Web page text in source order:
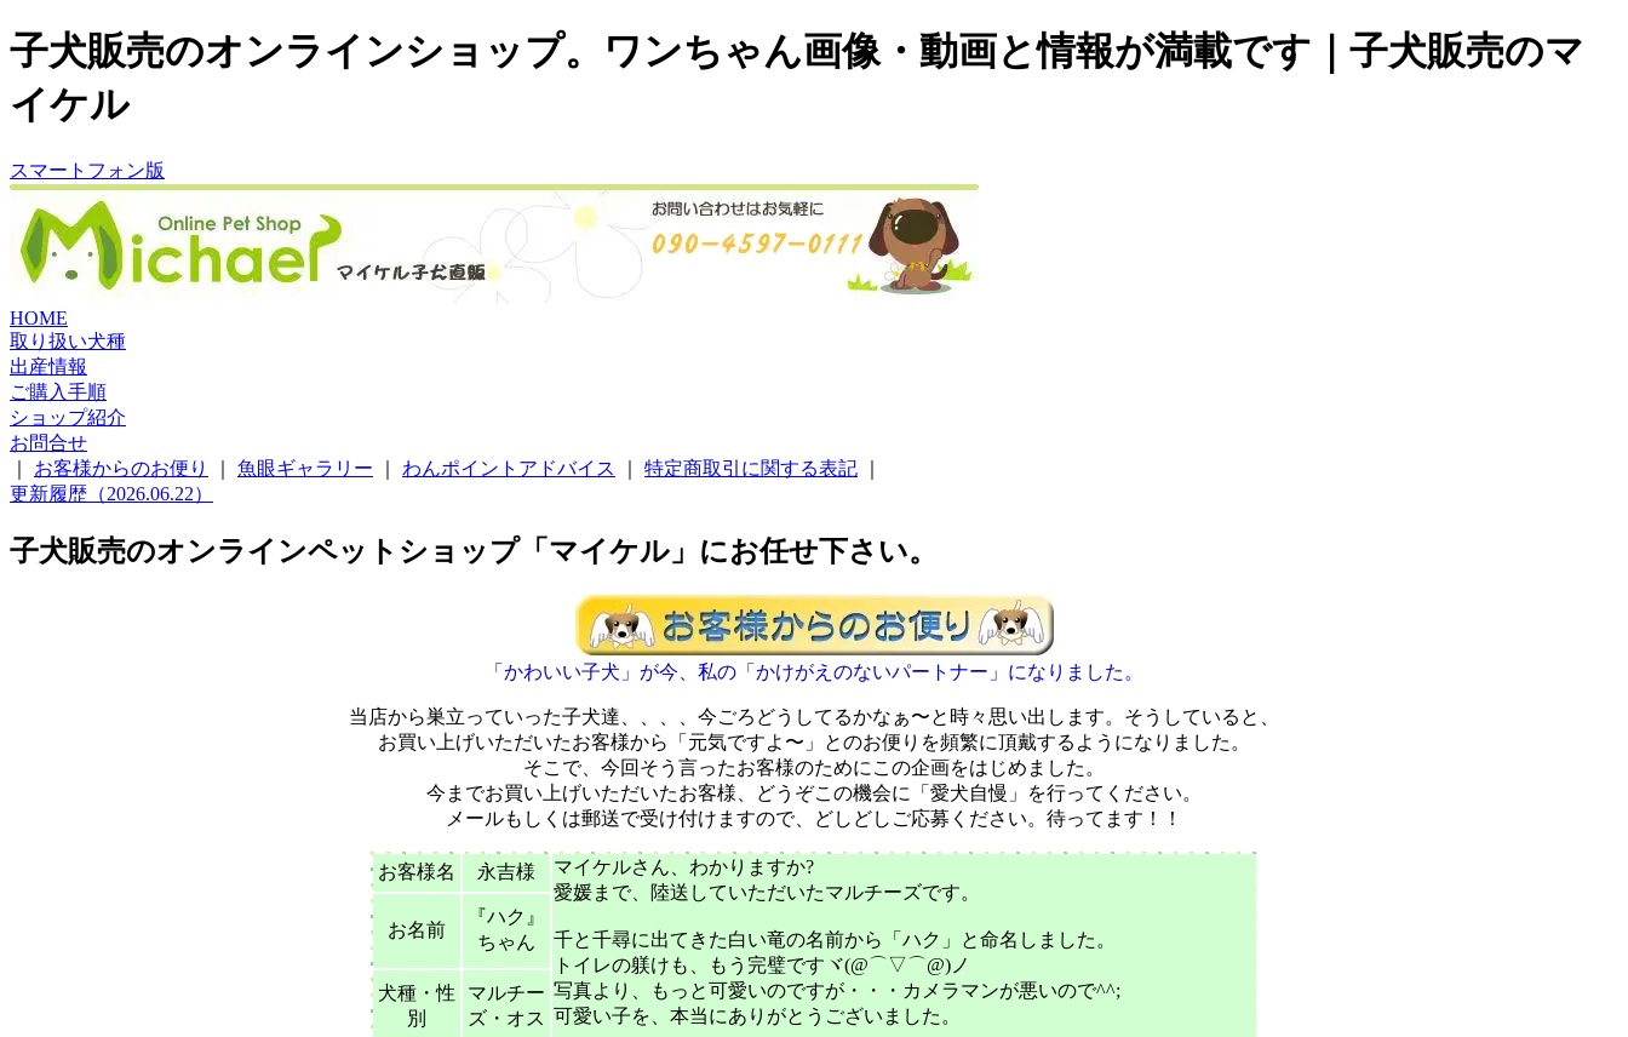
子犬販売のオンラインショップ。ワンちゃん画像・動画と情報が満載です｜子犬販売のマ
イケル
スマートフォン版
HOME
取り扱い犬種
出産情報
ご購入手順
ショップ紹介
お問合せ
お客様からのお便り 魚眼ギャラリー わんポイントアドバイス 特定商取引に関する表記
更新履歴（2026.06.22）
子犬販売のオンラインペットショップ「マイケル」にお任せ下さい。
「かわいい子犬」が今、私の「かけがえのないパートナー」になりました。
当店から巣立っていった子犬達、、、、今ごろどうしてるかなぁ〜と時々思い出します。そうしていると、
お買い上げいただいたお客様から「元気ですよ〜」とのお便りを頻繁に頂戴するようになりました。
そこで、今回そう言ったお客様のためにこの企画をはじめました。
今までお買い上げいただいたお客様、どうぞこの機会に「愛犬自慢」を行ってください。
メールもしくは郵送で受け付けますので、どしどしご応募ください。待ってます！！
お客様名 永吉様
マイケルさん、わかりますか?
愛媛まで、陸送していただいたマルチーズです。
千と千尋に出てきた白い竜の名前から「ハク」と命名しました。
トイレの躾けも、もう完璧ですヾ(@⌒▽⌒@)ノ
写真より、もっと可愛いのですが・・・カメラマンが悪いので^^;
可愛い子を、本当にありがとうございました。
お名前
『ハク』
ちゃん
犬種・性
別
マルチー
ズ・オス